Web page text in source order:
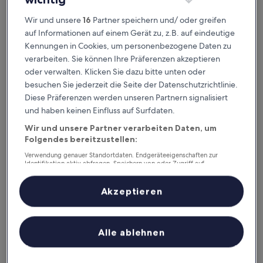
3.5-
Sterne-
Unterkunft
Roker, 1,7 km von St. Peter's Bahnhof entfernt
von
10,
Außergewöhnlich,
(4
Bewertungen)
9,6/10 Außergewöhnlich (4 Bewertungen)
Preis
beträgt
175 €
inkl. Steuern & Gebühren
21. Aug.–22. Aug.
Wir und unsere16 Partner speichern und/ oder greifen
auf Informationen auf einem Gerät zu, z.B. auf eindeutige
Kennungen in Cookies, um personenbezogene Daten zu
verarbeiten. Sie können Ihre Präferenzen akzeptieren
oder verwalten. Klicken Sie dazu bitte unten oder
besuchen Sie jederzeit die Seite der Datenschutzrichtlinie.
Diese Präferenzen werden unseren Partnern signalisiert
und haben keinen Einfluss auf Surfdaten.
Wir und unsere Partner verarbeiten Daten, um
Folgendes bereitzustellen:
Verwendung genauer Standortdaten. Endgeräteeigenschaften zur
Identifikation aktiv abfragen. Speichern von oder Zugriff auf
Inhalte, Messung von Werbeleistung und der Performance von Inhalten,
Zielgruppenforschung sowie Entwicklung und Verbesserung von
Liste der Partner (Lieferanten)
Alle ablehnen
Akzeptieren